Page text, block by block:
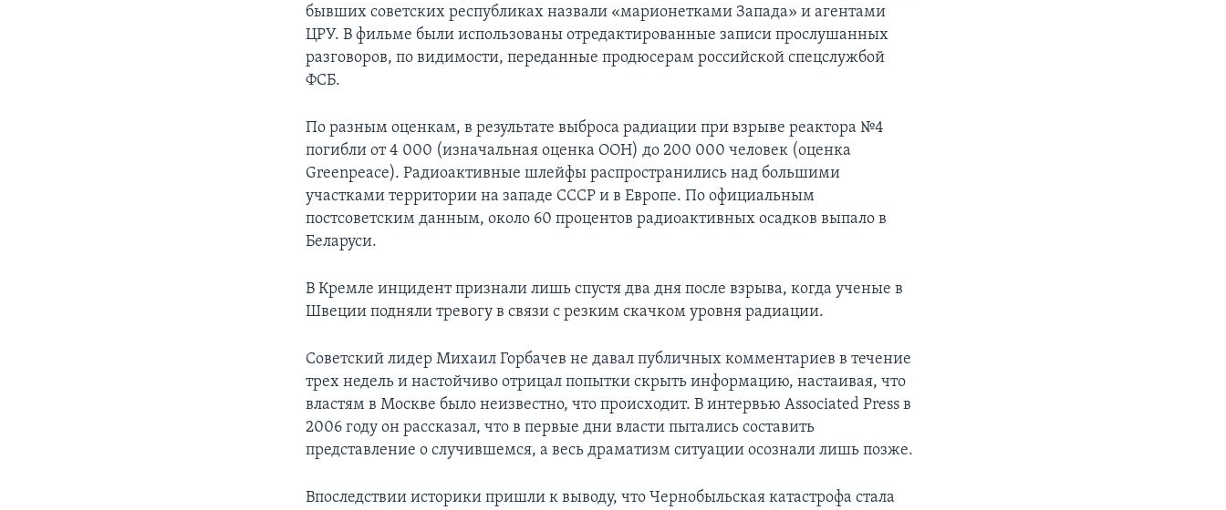
бывших советских республиках назвали «марионетками Запада» и агентами
ЦРУ. В фильме были использованы отредактированные записи прослушанных
разговоров, по видимости, переданные продюсерам российской спецслужбой
ФСБ.
По разным оценкам, в результате выброса радиации при взрыве реактора №4
погибли от 4 000 (изначальная оценка ООН) до 200 000 человек (оценка
Greenpeace). Радиоактивные шлейфы распространились над большими
участками территории на западе СССР и в Европе. По официальным
постсоветским данным, около 60 процентов радиоактивных осадков выпало в
Беларуси.
В Кремле инцидент признали лишь спустя два дня после взрыва, когда ученые в
Швеции подняли тревогу в связи с резким скачком уровня радиации.
Советский лидер Михаил Горбачев не давал публичных комментариев в течение
трех недель и настойчиво отрицал попытки скрыть информацию, настаивая, что
властям в Москве было неизвестно, что происходит. В интервью Associated Press в
2006 году он рассказал, что в первые дни власти пытались составить
представление о случившемся, а весь драматизм ситуации осознали лишь позже.
Впоследствии историки пришли к выводу, что Чернобыльская катастрофа стала